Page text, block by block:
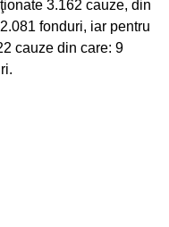
3.162 cauze, din
fonduri, iar pentru
cauze din care: 9